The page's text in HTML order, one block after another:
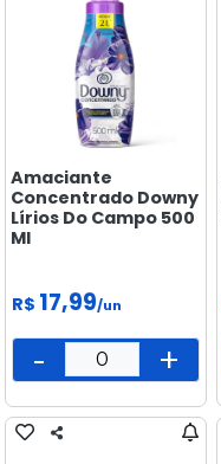
Amaciante
Concentrado Downy
Lírios Do Campo 500
Ml
R$ 17,99/un
- +